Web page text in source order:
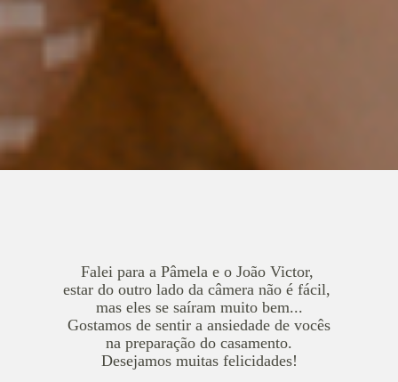
Falei para a Pâmela e o João Victor,
estar do outro lado da câmera não é fácil,
mas eles se saíram muito bem...
Gostamos de sentir a ansiedade de vocês
na preparação do casamento.
Desejamos muitas felicidades!